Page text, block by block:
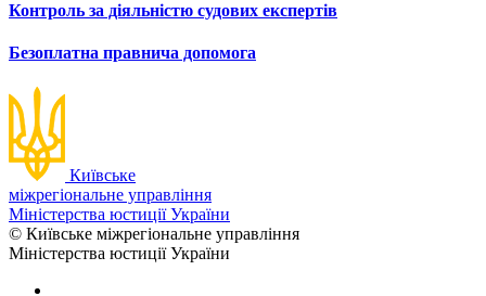
Контроль за діяльністю судових експертів
Безоплатна правнича допомога
Київське
міжрегіональне управління
Міністерства юстиції України
© Київське міжрегіональне управління
Міністерства юстиції України